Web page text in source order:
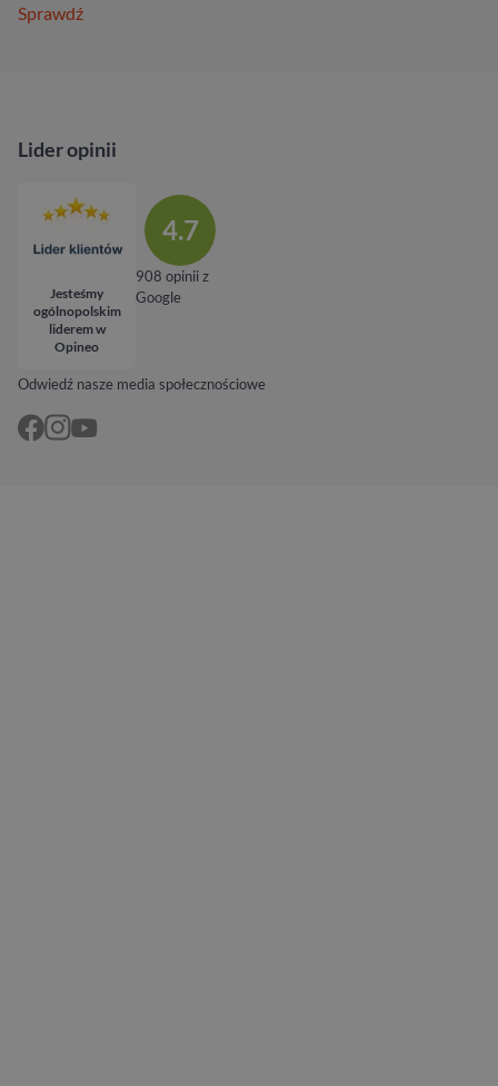
Sprawdź
Odwiedź nasze media społecznościowe
Lider opinii
Jesteśmy
ogólnopolskim
liderem w
Opineo
4.7
908 opinii z
Google